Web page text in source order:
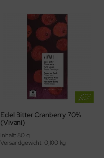
Edel Bitter Cranberry 70%
(Vivani)
Inhalt: 80 g
Versandgewicht: 0,100 kg